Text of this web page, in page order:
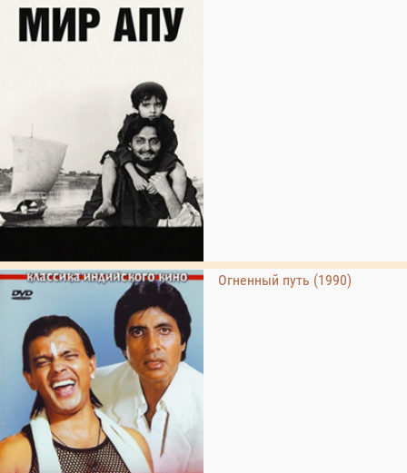
Огненный путь (1990)